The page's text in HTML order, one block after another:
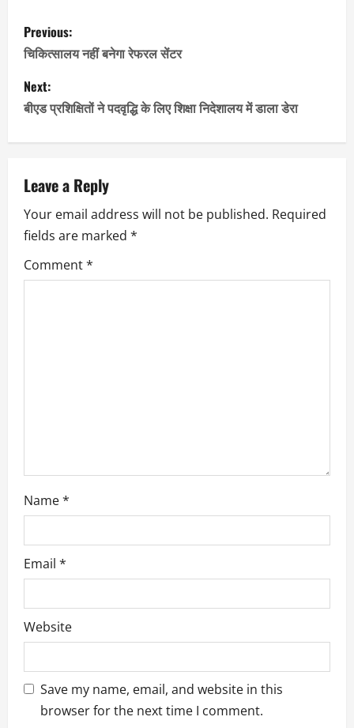
P
o
s
t
a
v
i
g
Previous:
चिकित्सालय नहीं बनेगा रेफरल सेंटर
Next:
बीएड प्रशिक्षितों ने पदवृद्धि के लिए शिक्षा निदेशालय में डाला डेरा
Leave a Reply
Your email address will not be published. Required
fields are marked *
Comment*
Name*
Email *
Website
Save my name, email, and website in this
browser for the next time I comment.